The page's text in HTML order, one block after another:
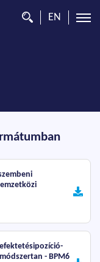
EN
- BPM6